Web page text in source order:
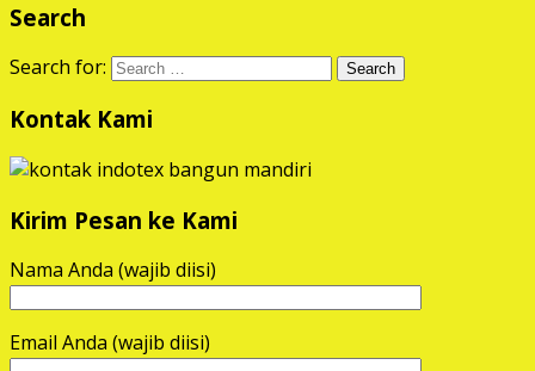
Search
Search for:
Kontak Kami
Kirim Pesan ke Kami
Nama Anda (wajib diisi)
Email Anda (wajib diisi)